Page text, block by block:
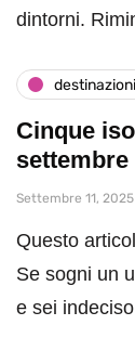
dintorni.
destinazioni
Cinque
Settembre 11, 2025
Questo
Se sogni un
e sei